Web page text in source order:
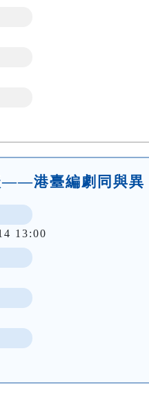
——港臺編劇同與異
13:00